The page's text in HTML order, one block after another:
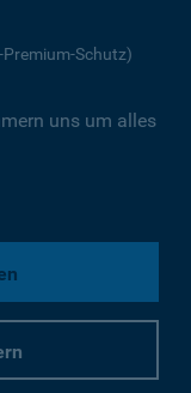
Schutz)
uns um alles